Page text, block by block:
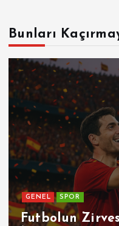
Bunları
GENEL SPOR
Futbolun